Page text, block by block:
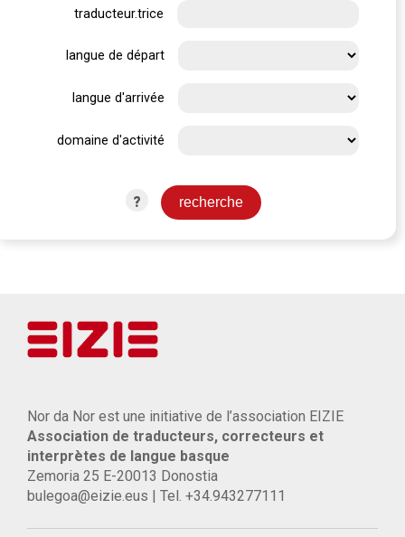
traducteur.trice
langue de départ
langue d'arrivée
domaine d'activité
?
Nor da Nor est une initiative de l’association EIZIE
Association de traducteurs, correcteurs et
interprètes de langue basque
Zemoria 25 E-20013 Donostia
bulegoa@eizie.eus | Tel. +34.943277111